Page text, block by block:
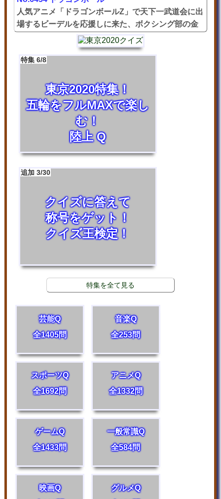
人気アニメ「ドラゴンボールZ」で天下一武道会に出
場するビーデルを応援しに来た、ボクシング部の金
髪ロングヘア同級生は？
特集 6/8
東京2020特集！
五輪をフルMAXで楽し
む！
陸上 Q
追加 3/30
クイズに答えて
称号をゲット！
クイズ王検定！
特集を全て見る
芸能Q
全1405問
音楽Q
全253問
スポーツQ
全1692問
アニメQ
全1332問
ゲームQ
全1433問
一般常識Q
全584問
映画Q
グルメQ